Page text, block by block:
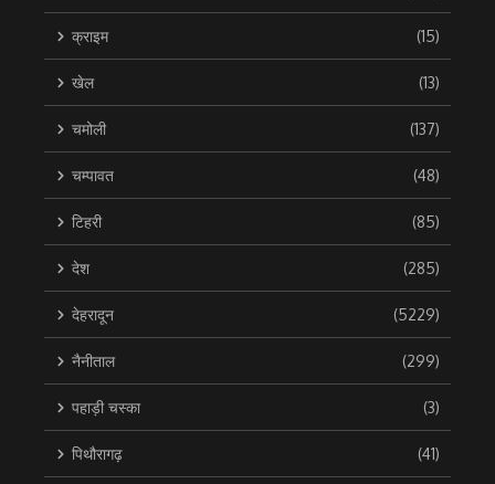
क्राइम (15)
खेल (13)
चमोली (137)
चम्पावत (48)
टिहरी (85)
देश (285)
देहरादून (5229)
नैनीताल (299)
पहाड़ी चस्का (3)
पिथौरागढ़ (41)